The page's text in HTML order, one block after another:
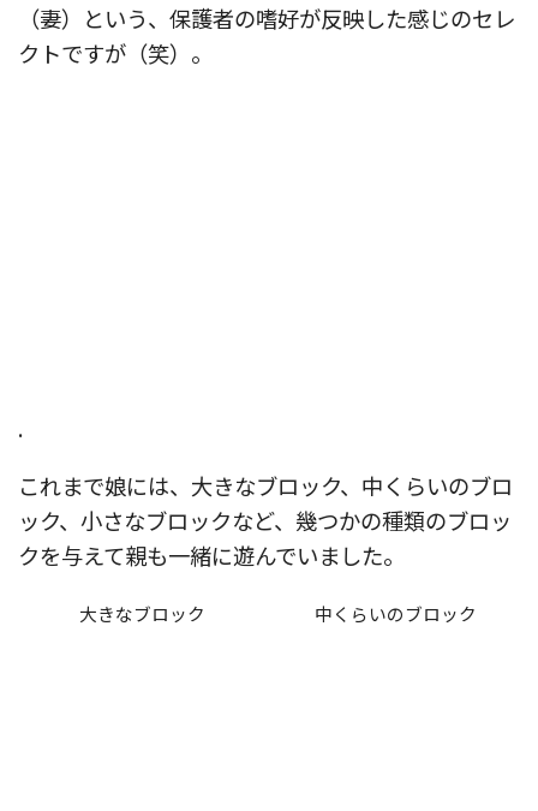
（妻）という、保護者の嗜好が反映した感じのセレ
クトですが（笑）。
.
これまで娘には、大きなブロック、中くらいのブロ
ック、小さなブロックなど、幾つかの種類のブロッ
クを与えて親も一緒に遊んでいました。
大きなブロック 中くらいのブロック